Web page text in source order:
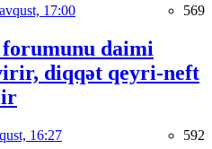
17:00 569
forumunu daimi
diqqət qeyri-neft
16:27 592